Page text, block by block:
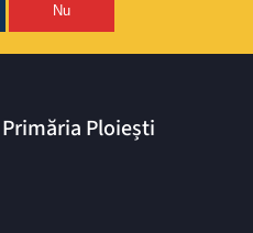
Nu
Primăria Ploiești